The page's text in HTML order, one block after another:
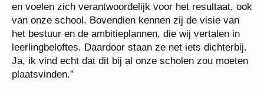
en voelen zich verantwoordelijk voor het resultaat, ook
van onze school. Bovendien kennen zij de visie van
het bestuur en de ambitieplannen, die wij vertalen in
leerlingbeloftes. Daardoor staan ze net iets dichterbij.
Ja, ik vind echt dat dit bij al onze scholen zou moeten
plaatsvinden.”